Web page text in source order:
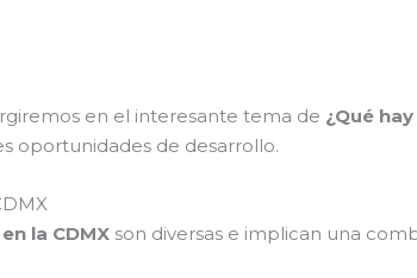
en el interesante tema de ¿Qué
oportunidades de desarrollo.
la CDMX son diversas e implican una